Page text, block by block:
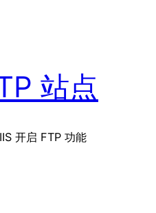
站点
开启 FTP 功能